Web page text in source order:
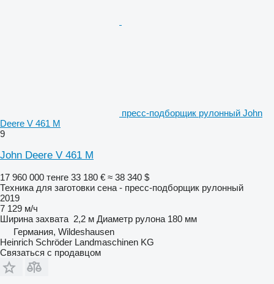
пресс-подборщик рулонный John
Deere V 461 M
9
John Deere V 461 M
17 960 000 тенге 33 180 € ≈ 38 340 $
Техника для заготовки сена - пресс-подборщик рулонный
2019
7 129 м/ч
Ширина захвата 2,2 м Диаметр рулона 180 мм
Германия, Wildeshausen
Heinrich Schröder Landmaschinen KG
Связаться с продавцом